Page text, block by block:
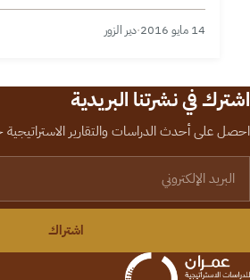
14 مايو 2016 ·دير الزور
اشترك في نشرتنا البريدية
احصل على أحدث الدراسات والتقارير
اشتراك